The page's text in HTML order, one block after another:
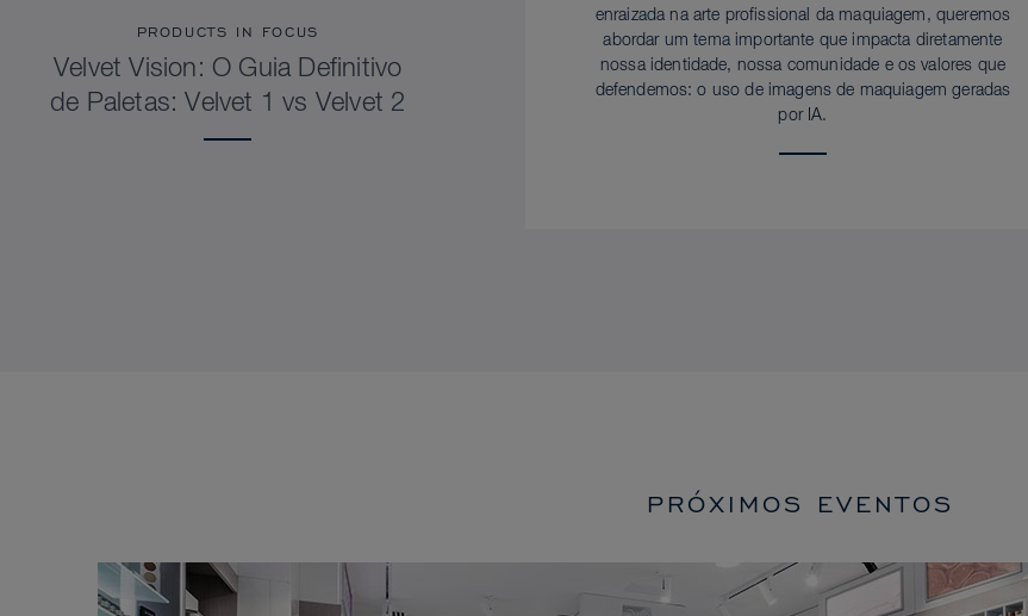
enraizada na arte profissional da maquiagem, queremos
abordar um tema importante que impacta diretamente
nossa identidade, nossa comunidade e os valores que
defendemos: o uso de imagens de maquiagem geradas
por IA.
PRODUCTS IN FOCUS
Velvet Vision: O Guia Definitivo
de Paletas: Velvet 1 vs Velvet 2
PRÓXIMOS EVENTOS